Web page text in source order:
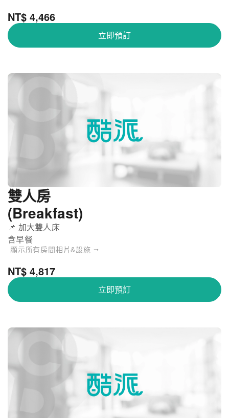
NT$ 4,466
立即預訂
雙人房
(Breakfast)
📌 加大雙人床
含早餐
顯示所有房間相片&設施 ⭢
NT$ 4,817
立即預訂